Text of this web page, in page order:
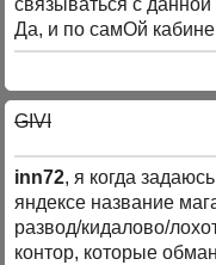
связываться с данной
Да, и по самОй
GIVI
inn72, я когда
яндексе название
развод/кидалово/
контор, которые